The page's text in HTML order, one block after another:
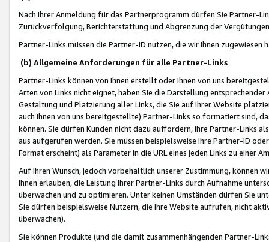
Nach Ihrer Anmeldung für das Partnerprogramm dürfen Sie Partner-
Zurückverfolgung, Berichterstattung und Abgrenzung der
Partner-Links müssen die Partner-ID nutzen, die wir Ihnen zugewiesen
(b) Allgemeine Anforderungen für alle Partner-Links
Partner-Links können von Ihnen erstellt oder Ihnen von uns
Arten von Links nicht eignet, haben Sie die Darstellung
Gestaltung und Platzierung aller Links, die Sie auf Ihrer Website
auch Ihnen von uns bereitgestellte) Partner-Links so formatiert sind,
können. Sie dürfen Kunden nicht dazu auffordern, Ihre Partner-Links
aus aufgerufen werden. Sie müssen beispielsweise Ihre Partner-ID
Format erscheint) als Parameter in die URL eines jeden Links zu einer
Auf Ihren Wunsch, jedoch vorbehaltlich unserer Zustimmung, können
Ihnen erlauben, die Leistung Ihrer Partner-Links durch Aufnahme
überwachen und zu optimieren. Unter keinen Umständen dürfen Sie
Sie dürfen beispielsweise Nutzern, die Ihre Website aufrufen, nicht
überwachen).
Sie können Produkte (und die damit zusammenhängenden Partner-